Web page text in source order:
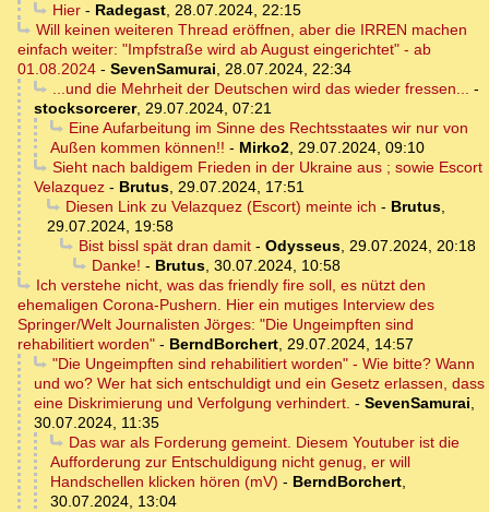
Hier- Radegast, 28.07.2024, 22:15
Will keinen weiteren Thread eröffnen, aber die IRREN machen
einfach weiter: "Impfstraße wird ab August eingerichtet" - ab
01.08.2024 - SevenSamurai, 28.07.2024, 22:34
...und die Mehrheit der Deutschen wird das wieder fressen... -
stocksorcerer, 29.07.2024, 07:21
Eine Aufarbeitung im Sinne des Rechtsstaates wir nur von
Außen kommen können!! - Mirko2, 29.07.2024, 09:10
Sieht nach baldigem Frieden in der Ukraine aus ; sowie Escort
Velazquez - Brutus, 29.07.2024, 17:51
Diesen Link zu Velazquez (Escort) meinte ich - Brutus,
29.07.2024, 19:58
Bist bissl spät dran damit- Odysseus, 29.07.2024, 20:18
Danke! - Brutus, 30.07.2024, 10:58
Ich verstehe nicht, was das friendly fire soll, es nützt den
ehemaligen Corona-Pushern. Hier ein mutiges Interview des
Springer/Welt Journalisten Jörges: "Die Ungeimpften sind
rehabilitiert worden" - BerndBorchert, 29.07.2024, 14:57
"Die Ungeimpften sind rehabilitiert worden" - Wie bitte? Wann
und wo? Wer hat sich entschuldigt und ein Gesetz erlassen, dass
eine Diskrimierung und Verfolgung verhindert. - SevenSamurai,
30.07.2024, 11:35
Das war als Forderung gemeint. Diesem Youtuber ist die
Aufforderung zur Entschuldigung nicht genug, er will
Handschellen klicken hören (mV) - BerndBorchert,
30.07.2024, 13:04